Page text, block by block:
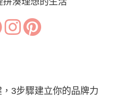
3步驟建立你的品牌力